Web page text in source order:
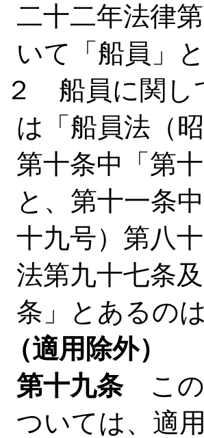
二十二年法律
いて「船員」
２ 船員に関し
は「船員法（
第十条中「第
と、第十一条
十九号）第八
法第九十七条
条」とあるの
（適用除外）
第十九条この
ついては、適